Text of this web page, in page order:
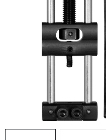
KIEGÉSZÍTŐK
RUHÁZAT
JÁTÉKOSOK